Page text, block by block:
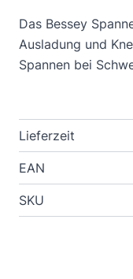
Das Bessey
Ausladung und
Spannen bei
Lieferzeit
EAN
SKU